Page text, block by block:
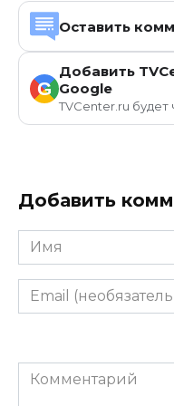
Оставить
G
Добавить
Google
TVCenter.ru будет
Добавить
Имя
Email
(необязательно)
Комментарий